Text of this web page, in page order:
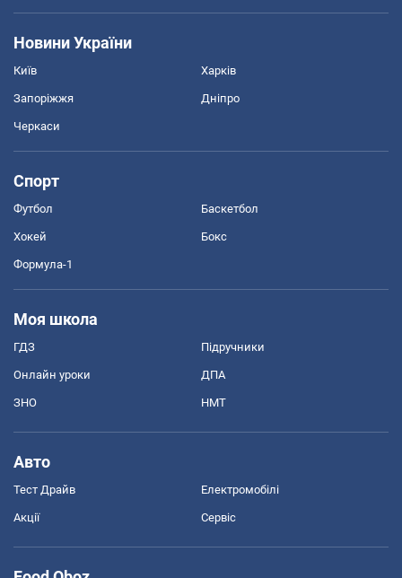
Новини України
Київ Харків
Запоріжжя Дніпро
Черкаси
Спорт
Футбол Баскетбол
Хокей Бокс
Формула-1
Моя школа
ГДЗ Підручники
Онлайн уроки ДПА
ЗНО НМТ
Авто
Тест Драйв Електромобілі
Акції Сервіс